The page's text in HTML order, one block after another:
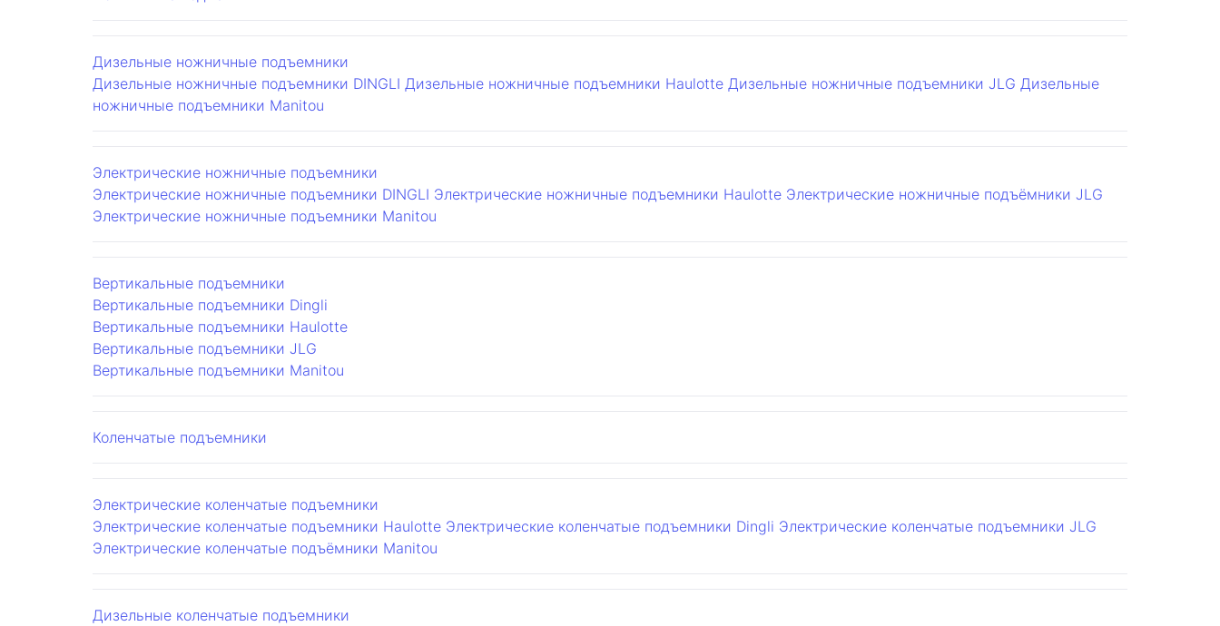
Дизельные ножничные подъемники
Дизельные ножничные подъемники DINGLI Дизельные ножничные подъемники Haulotte Дизельные ножничные подъемники JLG Дизельные
ножничные подъемники Manitou
Электрические ножничные подъемники
Электрические ножничные подъемники DINGLI Электрические ножничные подъемники Haulotte Электрические ножничные подъёмники JLG
Электрические ножничные подъемники Manitou
Вертикальные подъемники
Вертикальные подъемники Dingli
Вертикальные подъемники Haulotte
Вертикальные подъемники JLG
Вертикальные подъемники Manitou
Коленчатые подъемники
Электрические коленчатые подъемники
Электрические коленчатые подъемники Haulotte Электрические коленчатые подъемники Dingli Электрические коленчатые подъемники JLG
Электрические коленчатые подъёмники Manitou
Дизельные коленчатые подъемники